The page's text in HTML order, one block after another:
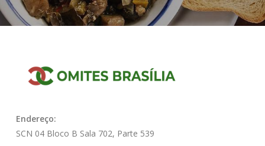
Endereço:
SCN 04 Bloco B Sala 702, Parte 539